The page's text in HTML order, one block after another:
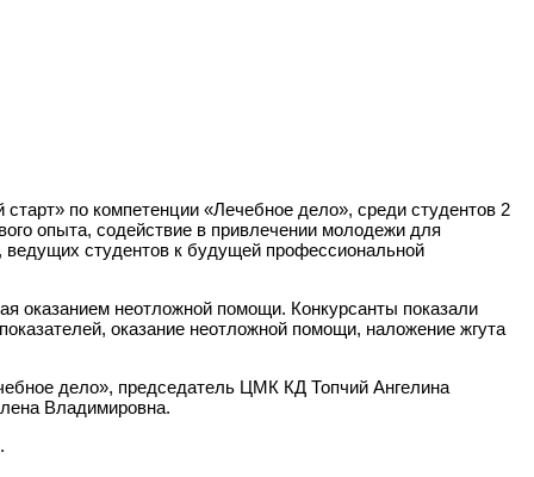
по компетенции «Лечебное дело», среди студентов 2
опыта, содействие в привлечении молодежи для
ведущих студентов к будущей профессиональной
оказанием неотложной помощи. Конкурсанты показали
оказание неотложной помощи, наложение жгута
дело», председатель ЦМК КД Топчий Ангелина
Владимировна.